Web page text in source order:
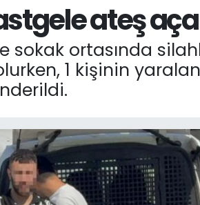
ateş
sokak ortasında
1 kişinin